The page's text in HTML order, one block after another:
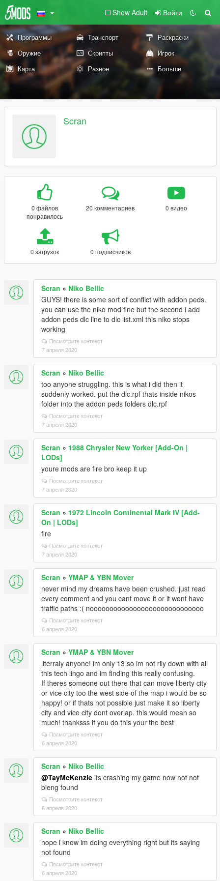
Show Adult Войти
Программы Транспорт
Раскраски
Оружие
Скрипты
Игрок
Карта
Разное Больше
Scran
0 файлов
понравилось
20 комментариев 0 видео
0 загрузок 0 подписчиков
Scran » Niko Bellic
GUYS! there is some sort of conflict with addon peds.
you can use the niko mod fine but the second i add
addon peds dlc line to dlc list.xml this niko stops
working
Посмотрите контекст
7 апреля 2020
Scran » Niko Bellic
too anyone struggling. this is what i did then it
suddenly worked. put the dlc.rpf thats inside nikos
folder into the addon peds folders dlc.rpf
Посмотрите контекст
7 апреля 2020
Scran » 1988 Chrysler New Yorker [Add-On |
LODs]
youre mods are fire bro keep it up
Посмотрите контекст
7 апреля 2020
Scran » 1972 Lincoln Continental Mark IV [Add-
On | LODs]
fire
Посмотрите контекст
7 апреля 2020
Scran » YMAP & YBN Mover
never mind my dreams have been crushed. just read
every comment and you cant move it or it wont have
traffic paths :( nooooooooooooooooooooooooooooo
Посмотрите контекст
6 апреля 2020
Scran » YMAP & YBN Mover
literraly anyone! im only 13 so im not rlly down with all
this tech lingo and im finding this really confusing.
If theres someone out there that can move liberty city
or vice city too the west side of the map i would be so
happy! or if thats not possible just make it so liberty
city and vice city dont overlap. this would mean so
much! thanksss if you do this your the best
Посмотрите контекст
6 апреля 2020
Scran » Niko Bellic
@TayMcKenzie its crashing my game now not not
bieng found
Посмотрите контекст
6 апреля 2020
Scran » Niko Bellic
nope i know im doing everything right but its saying
not found
Посмотрите контекст
6 апреля 2020